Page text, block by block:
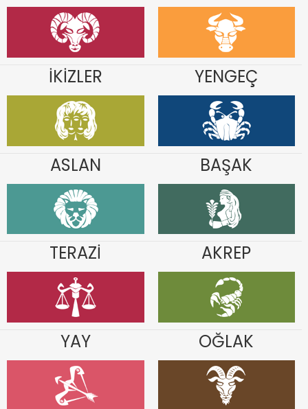
İKİZLER YENGEÇ
ASLAN BAŞAK
TERAZİ AKREP
YAY OĞLAK